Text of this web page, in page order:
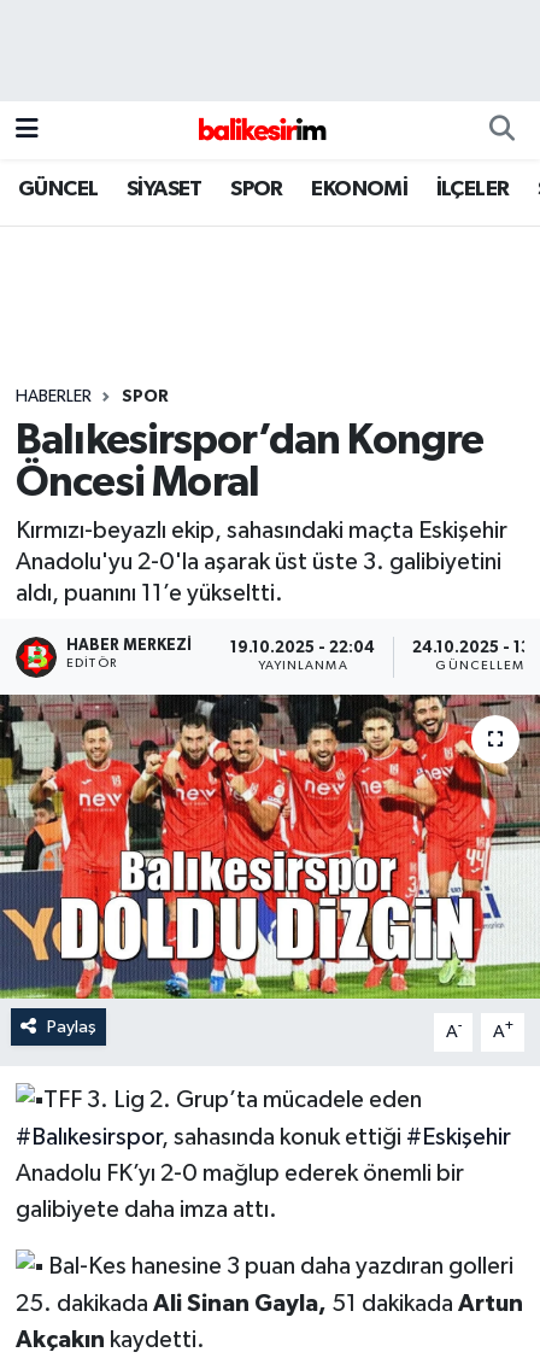
GÜNCEL SİYASET SPOR EKONOMİ İLÇELER
HABERLER SPOR
Balıkesirspor’dan Kongre
Öncesi Moral
Kırmızı-beyazlı ekip, sahasındaki maçta Eskişehir
Anadolu'yu 2-0'la aşarak üst üste 3. galibiyetini
aldı, puanını 11’e yükseltti.
HABER MERKEZI
EDITÖR
19.10.2025 - 22:04
YAYINLANMA
24.10.2025 -
GÜNCELLEME
Paylaş A- A+
TFF 3. Lig 2. Grup’ta mücadele eden
#Balıkesirspor, sahasında konuk ettiği #Eskişehir
Anadolu FK’yı 2-0 mağlup ederek önemli bir
galibiyete daha imza attı.
Bal-Kes hanesine 3 puan daha yazdıran golleri
25. dakikada Ali Sinan Gayla, 51 dakikada Artun
Akçakın kaydetti.